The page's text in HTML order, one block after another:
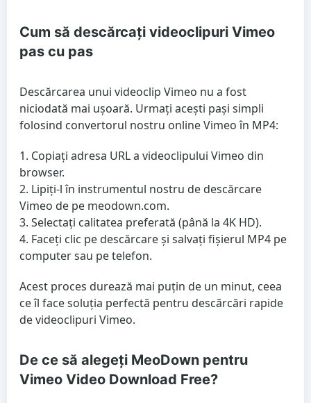
Cum să descărcați videoclipuri Vimeo
pas cu pas
Descărcarea unui videoclip Vimeo nu a fost
niciodată mai ușoară. Urmați acești pași simpli
folosind convertorul nostru online Vimeo în MP4:
Copiați adresa URL a videoclipului Vimeo din
browser.
Lipiți-l în instrumentul nostru de descărcare
Vimeo de pe meodown.com.
Selectați calitatea preferată (până la 4K HD).
Faceți clic pe descărcare și salvați fișierul MP4 pe
computer sau pe telefon.
Acest proces durează mai puțin de un minut, ceea
ce îl face soluția perfectă pentru descărcări rapide
de videoclipuri Vimeo.
De ce să alegeți MeoDown pentru
Vimeo Video Download Free?